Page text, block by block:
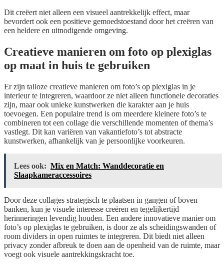
Dit creëert niet alleen een visueel aantrekkelijk effect, maar
bevordert ook een positieve gemoedstoestand door het creëren van
een heldere en uitnodigende omgeving.
Creatieve manieren om foto op plexiglas
op maat in huis te gebruiken
Er zijn talloze creatieve manieren om foto’s op plexiglas in je
interieur te integreren, waardoor ze niet alleen functionele decoraties
zijn, maar ook unieke kunstwerken die karakter aan je huis
toevoegen. Een populaire trend is om meerdere kleinere foto’s te
combineren tot een collage die verschillende momenten of thema’s
vastlegt. Dit kan variëren van vakantiefoto’s tot abstracte
kunstwerken, afhankelijk van je persoonlijke voorkeuren.
Lees ook: Mix en Match: Wanddecoratie en
Slaapkameraccessoires
Door deze collages strategisch te plaatsen in gangen of boven
banken, kun je visuele interesse creëren en tegelijkertijd
herinneringen levendig houden. Een andere innovatieve manier om
foto’s op plexiglas te gebruiken, is door ze als scheidingswanden of
room dividers in open ruimtes te integreren. Dit biedt niet alleen
privacy zonder afbreuk te doen aan de openheid van de ruimte, maar
voegt ook visuele aantrekkingskracht toe.